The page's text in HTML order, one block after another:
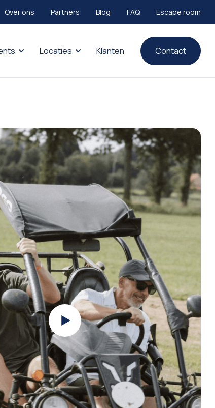
Locaties Klanten Contact
Over ons Partners Blog FAQ Escape room